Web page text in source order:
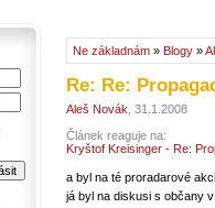
Ne základnám » Blogy »
Re: Re:
Aleš Novák , 31.1.2008
Článek reaguje na:
Kryštof Kreisinger - Re:
a byl na té proradarové
já byl na diskusi s občany